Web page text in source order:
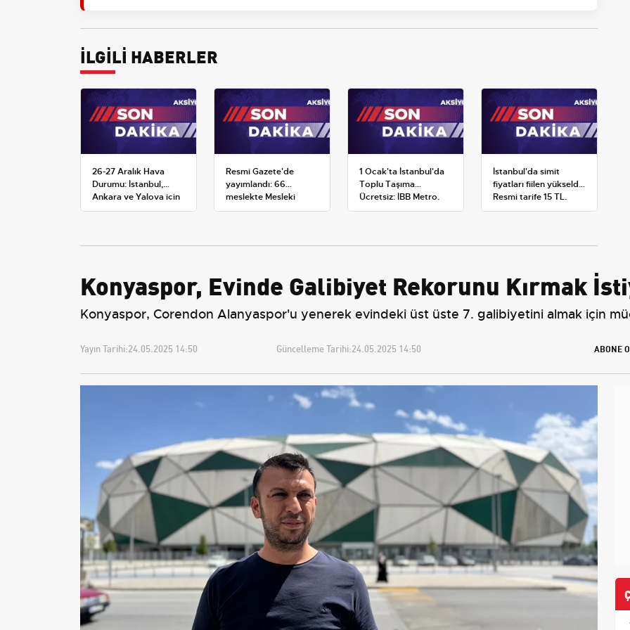
İLGİLİ HABERLER
26-27 Aralık Hava
Durumu: İstanbul,
Ankara ve Yalova için
Kar Tahminleri
Resmi Gazete'de
yayımlandı: 66
meslekte Mesleki
Yeterlilik Belgesi
1 Ocak'ta İstanbul'da
Toplu Taşıma
Ücretsiz: İBB Metro,
Metrobüs ve Otobüs
İstanbul'da simit
fiyatları fiilen yükseldi:
Resmi tarife 15 TL,
satışlar 20-25 TL'ye
Konyaspor, Evinde Galibiyet Rekorunu Kırmak
Konyaspor, Corendon Alanyaspor'u yenerek evindeki üst üste 7. galibiyetini almak için
Yayın Tarihi:24.05.2025 14:50 Güncelleme Tarihi:24.05.2025 14:50 ABONE